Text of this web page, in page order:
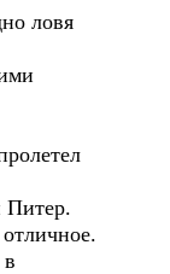
ловя
Питер.